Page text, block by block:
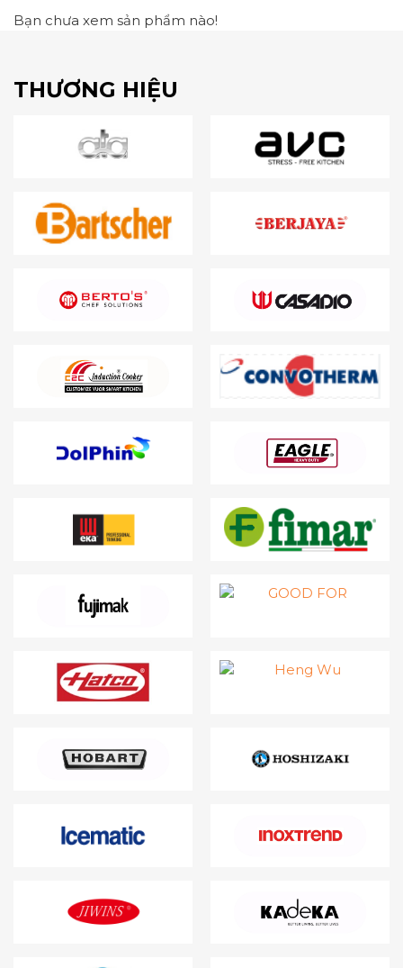
Bạn chưa xem sản phẩm nào!
THƯƠNG HIỆU